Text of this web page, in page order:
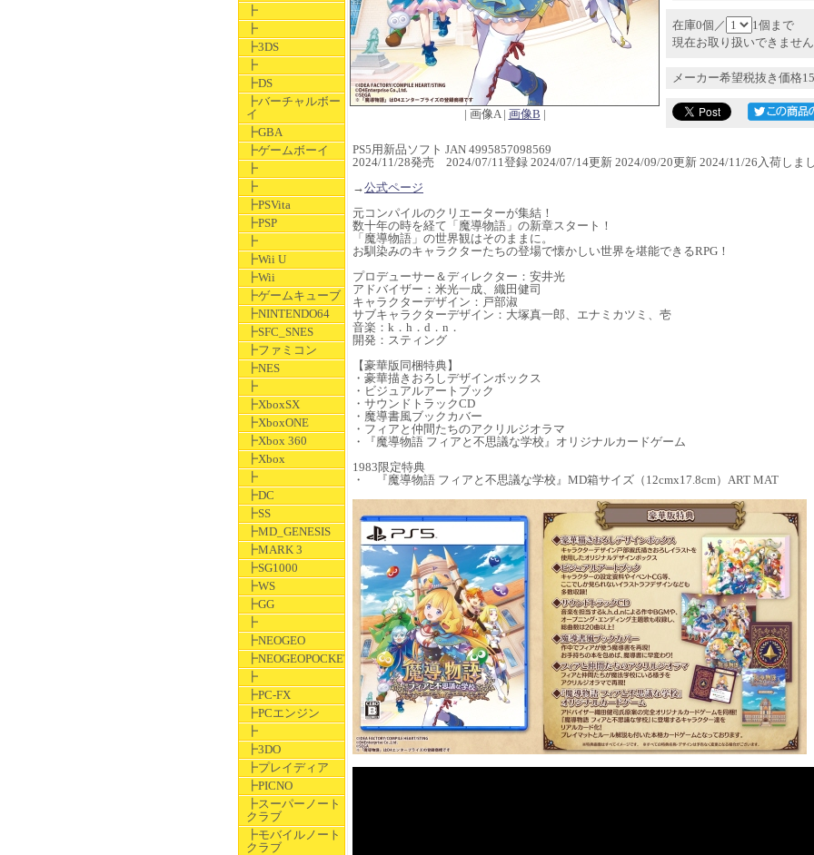
┣
┣
┣3DS
┣
┣DS
┣バーチャルボー
イ
┣GBA
┣ゲームボーイ
┣
┣
┣PSVita
┣PSP
┣
┣Wii U
┣Wii
┣ゲームキューブ
┣NINTENDO64
┣SFC_SNES
┣ファミコン
┣NES
┣
┣XboxSX
┣XboxONE
┣Xbox 360
┣Xbox
┣
┣DC
┣SS
┣MD_GENESIS
┣MARK 3
┣SG1000
┣WS
┣GG
┣
┣NEOGEO
┣NEOGEOPOCKET
┣
┣PC-FX
┣PCエンジン
┣
┣3DO
┣プレイディア
┣PICNO
┣スーパーノート
クラブ
┣モバイルノート
クラブ
| 画像A | 画像B |
在庫0個／
1個まで
現在お取り扱いできませ
メーカー希望税抜き価格
PS5用新品ソフト JAN 4995857098569
2024/11/28発売 2024/07/11登録 2024/07/14更新 2024/09/20更新 2024/11/26入荷しま
→公式ページ
元コンパイルのクリエーターが集結！
数十年の時を経て「魔導物語」の新章スタート！
「魔導物語」の世界観はそのままに。
お馴染みのキャラクターたちの登場で懐かしい世界を堪能できるRPG！
プロデューサー＆ディレクター：安井光
アドバイザー：米光一成、織田健司
キャラクターデザイン：戸部淑
サブキャラクターデザイン：大塚真一郎、エナミカツミ、壱
音楽：k．h．d．n．
開発：スティング
【豪華版同梱特典】
・豪華描きおろしデザインボックス
・ビジュアルアートブック
・サウンドトラックCD
・魔導書風ブックカバー
・フィアと仲間たちのアクリルジオラマ
・『魔導物語 フィアと不思議な学校』オリジナルカードゲーム
1983限定特典
・ 『魔導物語 フィアと不思議な学校』MD箱サイズ（12cmx17.8cm）ART MAT